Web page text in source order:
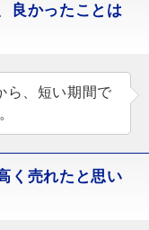
良かったことは
ら、短い期間で
く売れたと思い